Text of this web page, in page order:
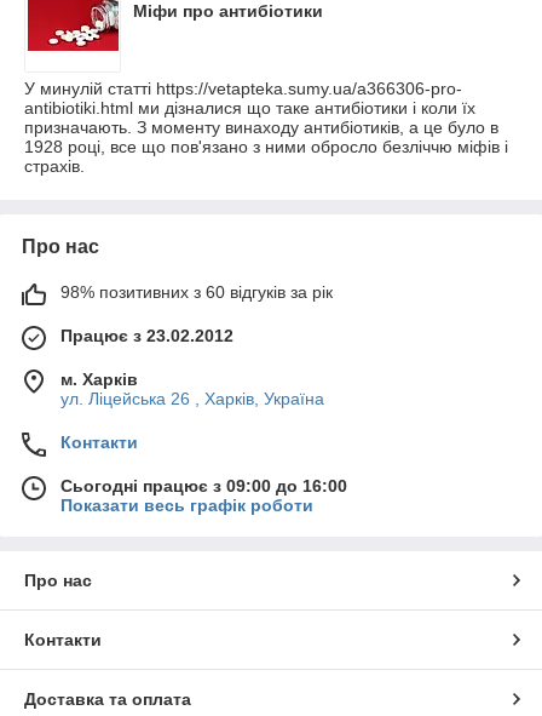
Міфи про антибіотики
У минулій статті https://vetapteka.sumy.ua/a366306-pro-
antibiotiki.html ми дізналися що таке антибіотики і коли їх
призначають. З моменту винаходу антибіотиків, а це було в
1928 році, все що пов'язано з ними обросло безліччю міфів і
страхів.
Про нас
98% позитивних з 60 відгуків за рік
Працює з 23.02.2012
м. Харків
ул. Ліцейська 26 , Харків, Україна
Контакти
Сьогодні працює з 09:00 до 16:00
Показати весь графік роботи
Про нас
Контакти
Доставка та оплата